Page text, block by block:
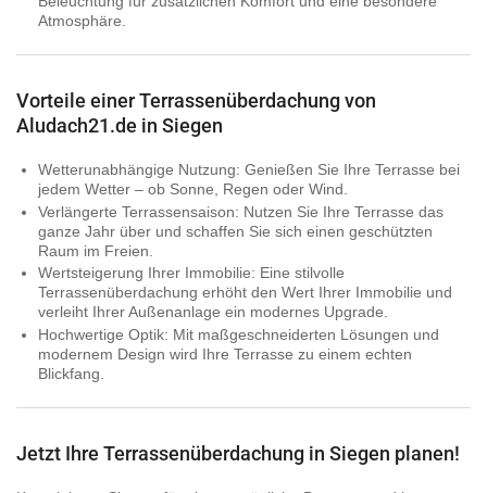
Atmosphäre.
Vorteile einer Terrassenüberdachung von
Aludach21.de in Siegen
Wetterunabhängige Nutzung: Genießen Sie Ihre Terrasse bei
jedem Wetter – ob Sonne, Regen oder Wind.
Verlängerte Terrassensaison: Nutzen Sie Ihre Terrasse das
ganze Jahr über und schaffen Sie sich einen geschützten
Raum im Freien.
Wertsteigerung Ihrer Immobilie: Eine stilvolle
Terrassenüberdachung erhöht den Wert Ihrer Immobilie und
verleiht Ihrer Außenanlage ein modernes Upgrade.
Hochwertige Optik: Mit maßgeschneiderten Lösungen und
modernem Design wird Ihre Terrasse zu einem echten
Blickfang.
Jetzt Ihre Terrassenüberdachung in Siegen planen!